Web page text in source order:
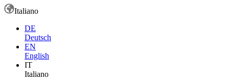
Italiano
DE
Deutsch
EN
English
IT
Italiano